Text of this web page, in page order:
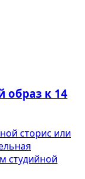
образ к 14
сторис или
студийной